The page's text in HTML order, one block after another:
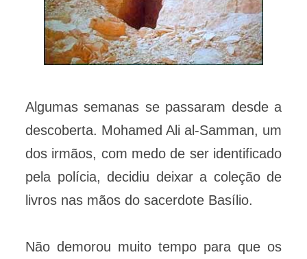
Algumas semanas se passaram desde a
descoberta. Mohamed Ali al-Samman, um
dos irmãos, com medo de ser identificado
pela polícia, decidiu deixar a coleção de
livros nas mãos do sacerdote Basílio.
Não demorou muito tempo para que os